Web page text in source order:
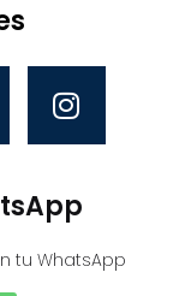
tu WhatsApp